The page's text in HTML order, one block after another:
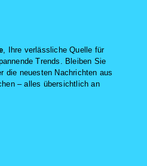
, Ihre verlässliche Quelle für
Trends. Bleiben Sie
die neuesten Nachrichten aus
– alles übersichtlich an